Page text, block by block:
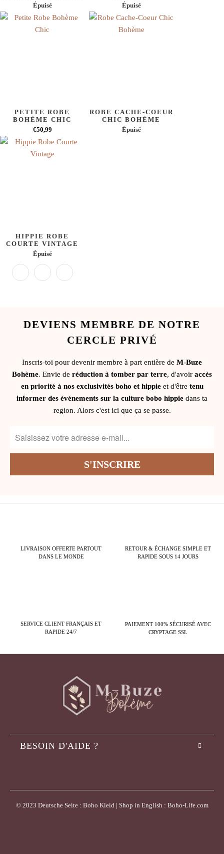
Épuisé
Épuisé
PETITE ROBE
BOHÈME CHIC
€50,99
ROBE CACHE-COEUR
CHIC BOHÈME
Épuisé
HIPPIE ROBE
COURTE VINTAGE
Épuisé
DEVIENS MEMBRE DE NOTRE
CERCLE PRIVÉ
Inscris-toi pour devenir membre à part entière de M-Buze
Bohème. Envie de réduction à tomber par terre, d'avoir accès
en priorité à nos exclusivités boho et hippieet d'être tenu
informer des événements sur la culture bobo hippie dans ta
region. Alors c'est ici que ça se passe.
LIVRAISON OFFERTE PARTOUT
DANS LE MONDE
RETOUR & ÉCHANGE SIMPLE ET
RAPIDE SOUS 14 JOURS
SERVICE CLIENT FRANÇAIS ET
RAPIDE 24/7
PAIEMENT 100% SÉCURISÉ AVEC
CRYPTAGE SSL
BESOIN D'AIDE ?
© 2023 Deutsche Seite : Boho Kleid | Shop in English : Boho-Life.com